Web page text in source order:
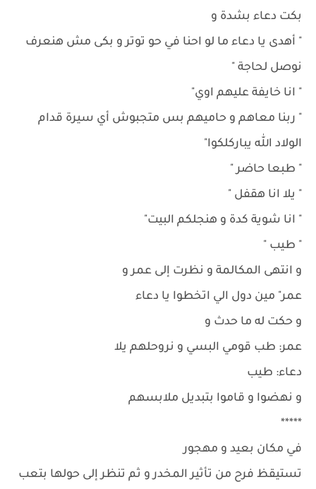
بكت دعاء بشدة و
" أهدى يا دعاء ما لو احنا في حو توتر و بكى مش هنعرف
نوصل لحاجة "
" انا خايفة عليهم اوي"
" ربنا معاهم و حاميهم بس متجبوش أي سيرة قدام
الولاد الله يباركلكوا"
" طبعا حاضر "
" يلا انا هقفل "
" انا شوية كدة و هنجلكم البيت"
" طيب "
و انتهى المكالمة و نظرت إلى عمر و
عمر" مين دول الي اتخطوا يا دعاء
و حكت له ما حدث و
عمر: طب قومي البسي و نروحلهم يلا
دعاء: طيب
و نهضوا و قاموا بتبديل ملابسهم
*****
في مكان بعيد و مهجور
تستيقظ فرح من تأثير المخدر و ثم تنظر إلى حولها بتعب